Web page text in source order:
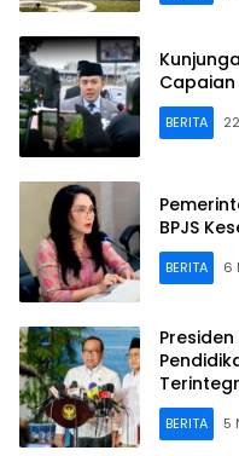
BERITA
BPJS
BERITA 6
BERITA 5